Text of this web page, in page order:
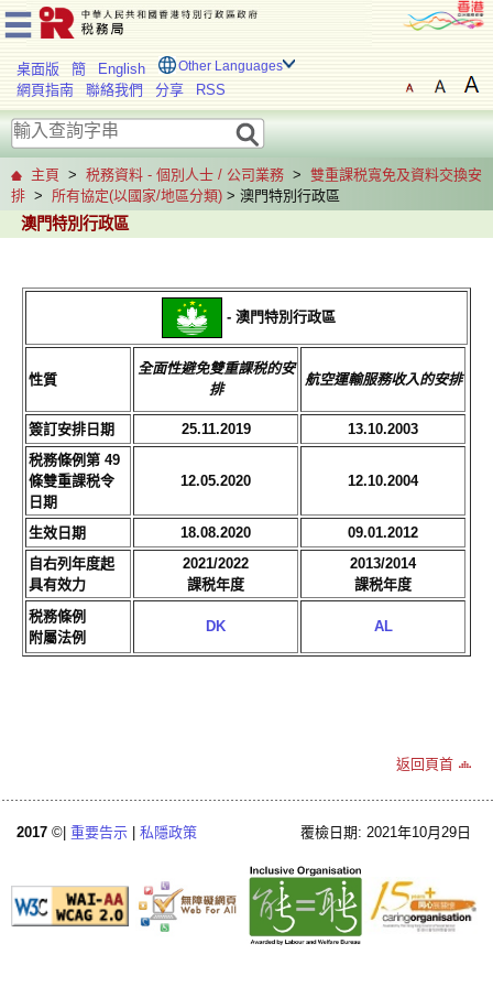
桌面版 簡 English Other Languages
網頁指南 聯絡我們 分享 RSS
主頁 > 税務資料 - 個別人士 / 公司業務 > 雙重課税寬免及資料交換安
排 > 所有協定(以國家/地區分類) > 澳門特別行政區
澳門特別行政區
- 澳門特別行政區
性質
全面性避免雙重課税的安
排
航空運輸服務收入的安排
簽訂安排日期 25.11.2019
13.10.2003
税務條例第 49
條雙重課税令
日期
12.05.2020 12.10.2004
生效日期 18.08.2020
09.01.2012
自右列年度起
具有效力
2021/2022
課税年度
2013/2014
課税年度
税務條例
附屬法例
DK AL
返回頁首
2017 ©| 重要告示 私隱政策 覆檢日期: 2021年10月29日